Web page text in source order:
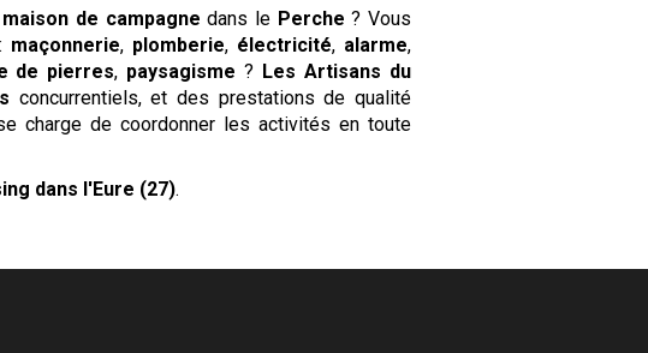
maison de campagne dans le Perche ? Vous
maçonnerie, plomberie, électricité, alarme,
de pierres, paysagisme ? Les Artisans du
concurrentiels, et des prestations de qualité
charge de coordonner les activités en toute
dans l'Eure (27).